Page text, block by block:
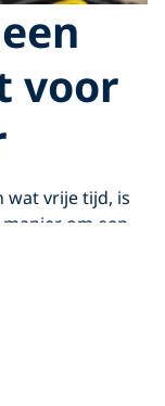
voor
wat vrije tijd, is
om een